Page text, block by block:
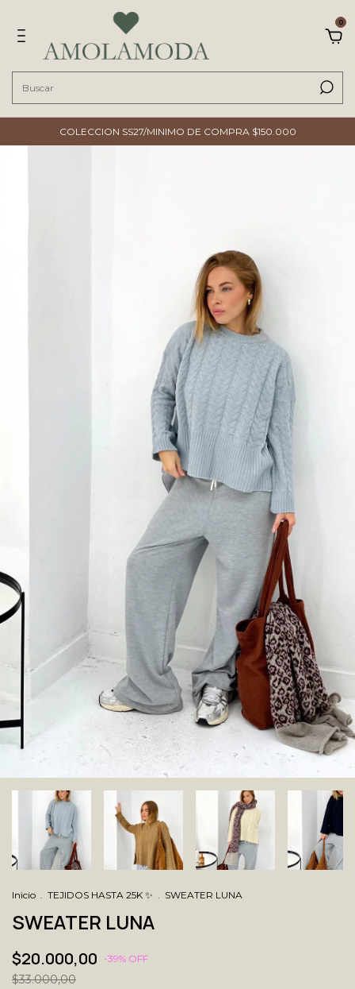
0
COLECCION SS27/MINIMO DE COMPRA $150.000
Inicio . TEJIDOS HASTA 25K ✨ . SWEATER LUNA
SWEATER LUNA
$20.000,00 -39% OFF
$33.000,00